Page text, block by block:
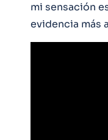
mi sensación
evidencia más